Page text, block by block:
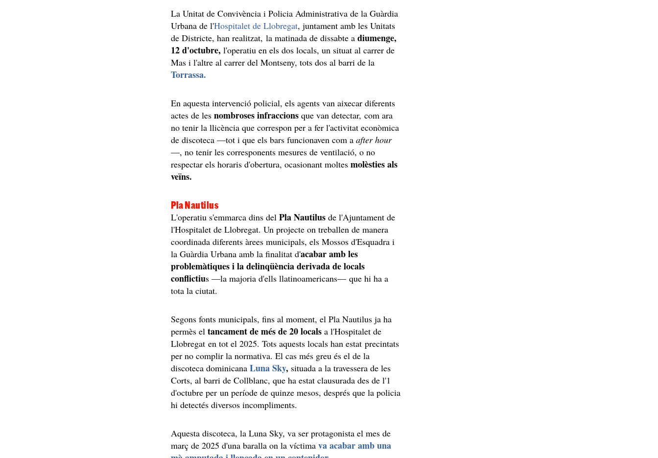
La Unitat de Convivència i Policia Administrativa de la Guàrdia
Urbana de l'Hospitalet de Llobregat, juntament amb les Unitats
de Districte, han realitzat, la matinada de dissabte a diumenge,
12 d'octubre, l'operatiu en els dos locals, un situat al carrer de
Mas i l'altre al carrer del Montseny, tots dos al barri de la
Torrassa.
En aquesta intervenció policial, els agents van aixecar diferents
actes de lesnombroses infraccions que van detectar, com ara
no tenir la llicència que correspon per a fer l'activitat econòmica
de discoteca —tot i que els bars funcionaven com aafter hour
—, no tenir les corresponents mesures de ventilació, o no
respectar els horaris d'obertura, ocasionant moltesmolèsties als
veïns.
Pla Nautilus
L'operatiu s'emmarca dins delPla Nautilus de l'Ajuntament de
l'Hospitalet de Llobregat. Un projecte on treballen de manera
coordinada diferents àrees municipals, els Mossos d'Esquadra i
la Guàrdia Urbana amb la finalitat d'acabar amb les
problemàtiques i la delinqüència derivada de locals
conflictius —la majoria d'ells llatinoamericans— que hi ha a
tota la ciutat.
Segons fonts municipals, fins al moment, el Pla Nautilus ja ha
permès eltancament de més de 20 localsa l'Hospitalet de
Llobregat en tot el 2025. Tots aquests locals han estat precintats
per no complir la normativa. El cas més greu és el de la
discoteca dominicana Luna Sky, situada a la travessera de les
Corts, al barri de Collblanc, que ha estat clausurada des de l'1
d'octubre per un període de quinze mesos, després que la policia
hi detectés diversos incompliments.
Aquesta discoteca, la Luna Sky, va ser protagonista el mes de
març de 2025 d'una baralla on la víctimava acabar amb una